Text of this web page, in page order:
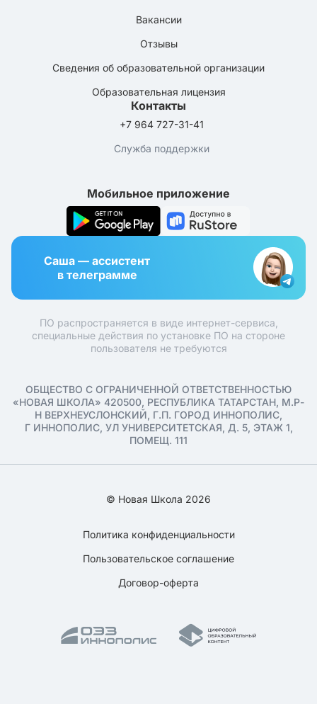
Вакансии
Отзывы
Сведения об образовательной организации
Образовательная лицензия
Контакты
+7 964 727-31-41
Служба поддержки
Мобильное приложение
Саша — ассистент
в телеграмме
ПО распространяется в виде интернет-сервиса,
специальные действия по установке ПО на стороне
пользователя не требуются
ОБЩЕСТВО С ОГРАНИЧЕННОЙ ОТВЕТСТВЕННОСТЬЮ
«НОВАЯ ШКОЛА» 420500, РЕСПУБЛИКА ТАТАРСТАН, М.Р-
Н ВЕРХНЕУСЛОНСКИЙ, Г.П. ГОРОД ИННОПОЛИС,
Г ИННОПОЛИС, УЛ УНИВЕРСИТЕТСКАЯ, Д. 5, ЭТАЖ 1,
ПОМЕЩ. 111
© Новая Школа 2026
Политика конфиденциальности
Пользовательское соглашение
Договор-оферта